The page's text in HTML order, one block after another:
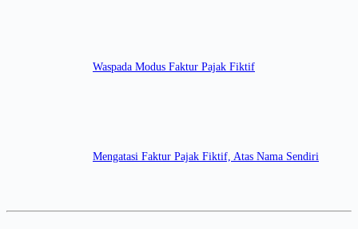
Waspada Modus Faktur Pajak Fiktif
Mengatasi Faktur Pajak Fiktif, Atas Nama Sendiri